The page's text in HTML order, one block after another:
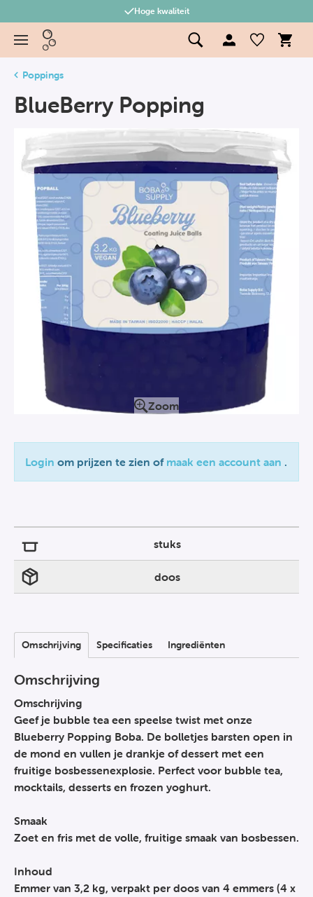
Hoge kwaliteit
Poppings
BlueBerry Popping
Zoom
Login om prijzen te zien of maak een account aan .
stuks
doos
Omschrijving Specificaties Ingrediënten
Omschrijving
Omschrijving
Geef je bubble tea een speelse twist met onze
Blueberry Popping Boba. De bolletjes barsten open in
de mond en vullen je drankje of dessert met een
fruitige bosbessenexplosie. Perfect voor bubble tea,
mocktails, desserts en frozen yoghurt.
Smaak
Zoet en fris met de volle, fruitige smaak van bosbessen.
Inhoud
Emmer van 3,2 kg, verpakt per doos van 4 emmers (4 x